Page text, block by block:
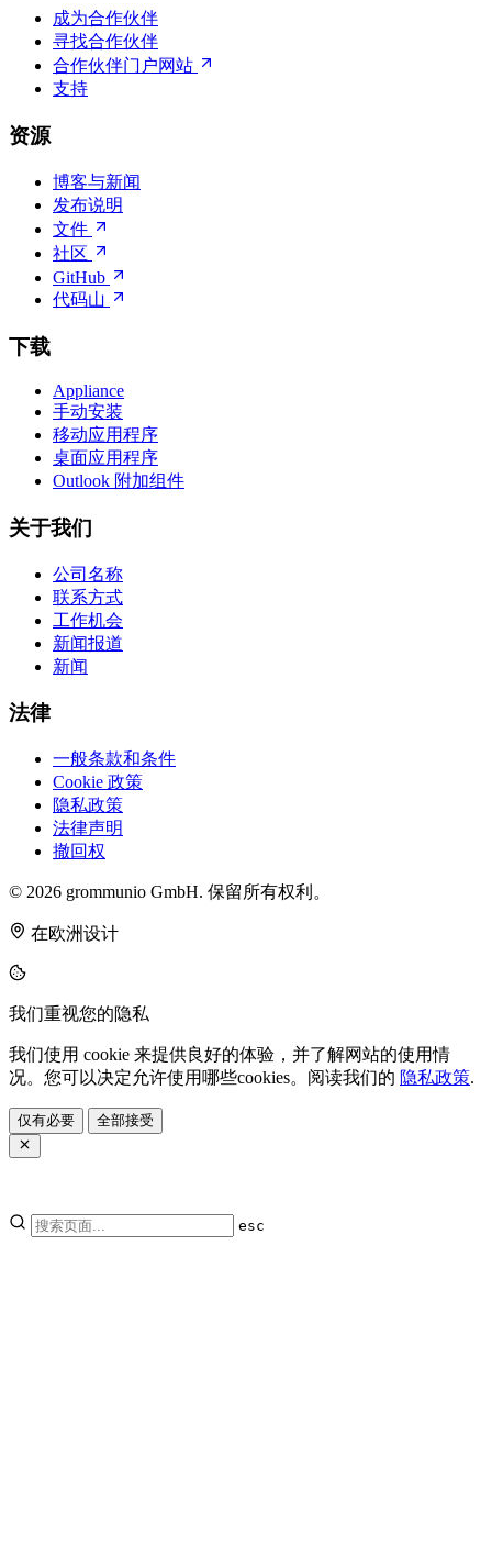
成为合作伙伴
寻找合作伙伴
合作伙伴门户网站
支持
资源
博客与新闻
发布说明
文件
社区
GitHub
代码山
下载
Appliance
手动安装
移动应用程序
桌面应用程序
Outlook 附加组件
关于我们
公司名称
联系方式
工作机会
新闻报道
新闻
法律
一般条款和条件
Cookie 政策
隐私政策
法律声明
撤回权
© 2026 grommunio GmbH. 保留所有权利。
在欧洲设计
我们重视您的隐私
我们使用 cookie 来提供良好的体验，并了解网站的使用情
况。您可以决定允许使用哪些cookies。阅读我们的 隐私政策.
仅有必要 全部接受
esc